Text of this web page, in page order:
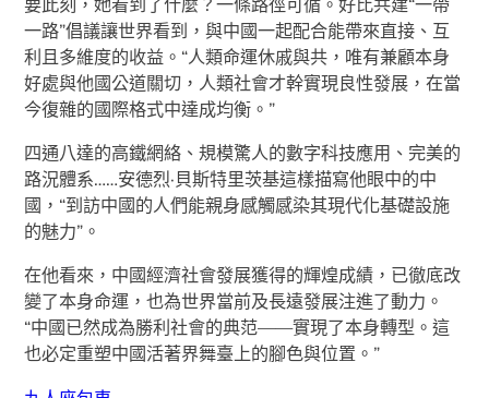
要此刻，她看到了什麼？一條路徑可循。好比共建“一帶
一路”倡議讓世界看到，與中國一起配合能帶來直接、互
利且多維度的收益。“人類命運休戚與共，唯有兼顧本身
好處與他國公道關切，人類社會才幹實現良性發展，在當
今復雜的國際格式中達成均衡。”
四通八達的高鐵網絡、規模驚人的數字科技應用、完美的
路況體系……安德烈·貝斯特里茨基這樣描寫他眼中的中
國，“到訪中國的人們能親身感觸感染其現代化基礎設施
的魅力”。
在他看來，中國經濟社會發展獲得的輝煌成績，已徹底改
變了本身命運，也為世界當前及長遠發展注進了動力。
“中國已然成為勝利社會的典范——實現了本身轉型。這
也必定重塑中國活著界舞臺上的腳色與位置。”